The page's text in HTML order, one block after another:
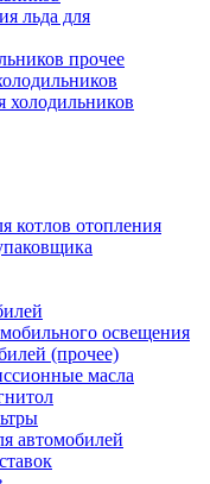
льда для
прочее
холодильников
котлов отопления
освещения
(прочее)
масла
автомобилей